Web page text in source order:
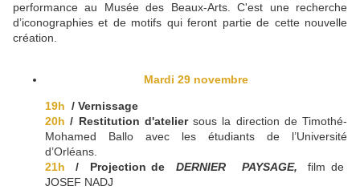
performance au Musée des Beaux-Arts. C'est une recherche
d’iconographies et de motifs qui feront partie de cette nouvelle
création.
Mardi 29 novembre
19h / Vernissage
20h/ Restitution d'ateliersous la direction de Timothé-
Mohamed Ballo avec les étudiants de l’Université
d’Orléans.
21h
/ Projection de DERNIER PAYSAGE, film de
JOSEF NADJ